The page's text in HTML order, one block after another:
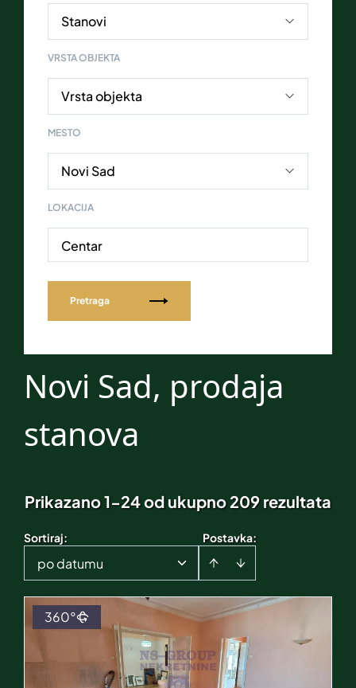
VRSTA OBJEKTA
MESTO
LOKACIJA
Centar
Pretraga
Novi Sad, prodaja
stanova
Prikazano 1-24 od ukupno 209 rezultata
Postavka:
Sortiraj:
po datumu
360°